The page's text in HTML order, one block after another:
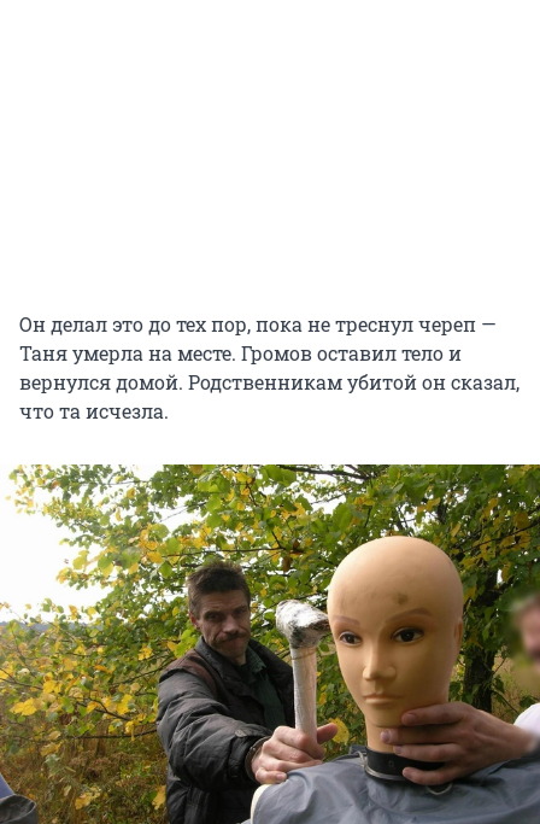
Он делал это до тех пор, пока не треснул череп —
Таня умерла на месте. Громов оставил тело и
вернулся домой. Родственникам убитой он сказал,
что та исчезла.